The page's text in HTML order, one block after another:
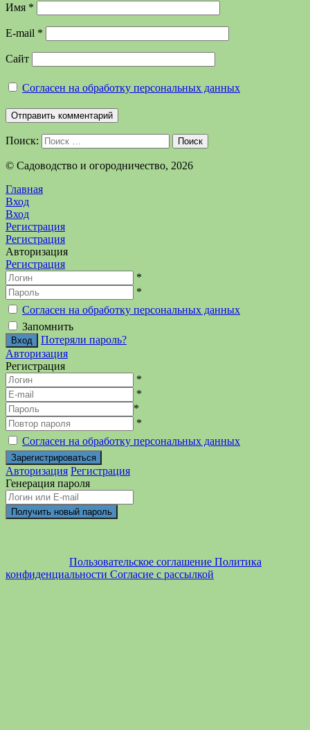
Имя *
E-mail *
Сайт
Согласен на обработку персональных данных
Поиск: Поиск
©️ Садоводство и огородничество, 2026
Главная
Вход
Вход
Регистрация
Регистрация
Авторизация
Регистрация
*
*
Согласен на обработку персональных данных
Запомнить
Потеряли пароль?
Авторизация
Регистрация
*
*
*
*
Согласен на обработку персональных данных
Авторизация Регистрация
Генерация пароля
Пользовательское соглашение Политика
конфиденциальности Согласие с рассылкой